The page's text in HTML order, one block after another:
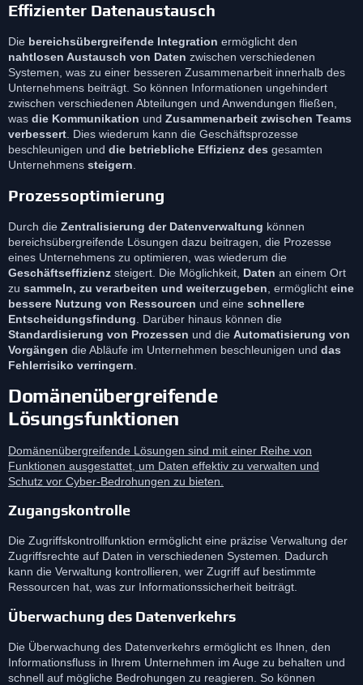
Effizienter Datenaustausch
Die bereichsübergreifende Integration ermöglicht den
nahtlosen Austausch von Daten zwischen verschiedenen
Systemen, was zu einer besseren Zusammenarbeit innerhalb des
Unternehmens beiträgt. So können Informationen ungehindert
zwischen verschiedenen Abteilungen und Anwendungen fließen,
was die Kommunikation und Zusammenarbeit zwischen Teams
verbessert. Dies wiederum kann die Geschäftsprozesse
beschleunigen und die betriebliche Effizienz des gesamten
Unternehmens steigern.
Prozessoptimierung
Durch die Zentralisierung der Datenverwaltung können
bereichsübergreifende Lösungen dazu beitragen, die Prozesse
eines Unternehmens zu optimieren, was wiederum die
Geschäftseffizienz steigert. Die Möglichkeit, Daten an einem Ort
zu sammeln, zu verarbeiten und weiterzugeben , ermöglicht eine
bessere Nutzung von Ressourcen und eine schnellere
Entscheidungsfindung . Darüber hinaus können die
Standardisierung von Prozessen und die Automatisierung von
Vorgängen die Abläufe im Unternehmen beschleunigen und das
Fehlerrisiko verringern
Domänenübergreifende
Lösungsfunktionen
Domänenübergreifende Lösungen sind mit einer Reihe von
Funktionen ausgestattet, um Daten effektiv zu verwalten und
Schutz vor Cyber-Bedrohungen zu bieten.
Zugangskontrolle
Die Zugriffskontrollfunktion ermöglicht eine präzise Verwaltung der
Zugriffsrechte auf Daten in verschiedenen Systemen. Dadurch
kann die Verwaltung kontrollieren, wer Zugriff auf bestimmte
Ressourcen hat, was zur Informationssicherheit beiträgt.
Überwachung des Datenverkehrs
Die Überwachung des Datenverkehrs ermöglicht es Ihnen, den
Informationsfluss in Ihrem Unternehmen im Auge zu behalten und
schnell auf mögliche Bedrohungen zu reagieren. So können